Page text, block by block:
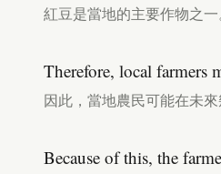
紅豆是當地的主要作物之一
Therefore, local farmers
因此，當地農民可能在未來
Because of this, the